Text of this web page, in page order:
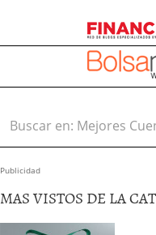
Buscar en:
Publicidad
MAS VISTOS DE LA